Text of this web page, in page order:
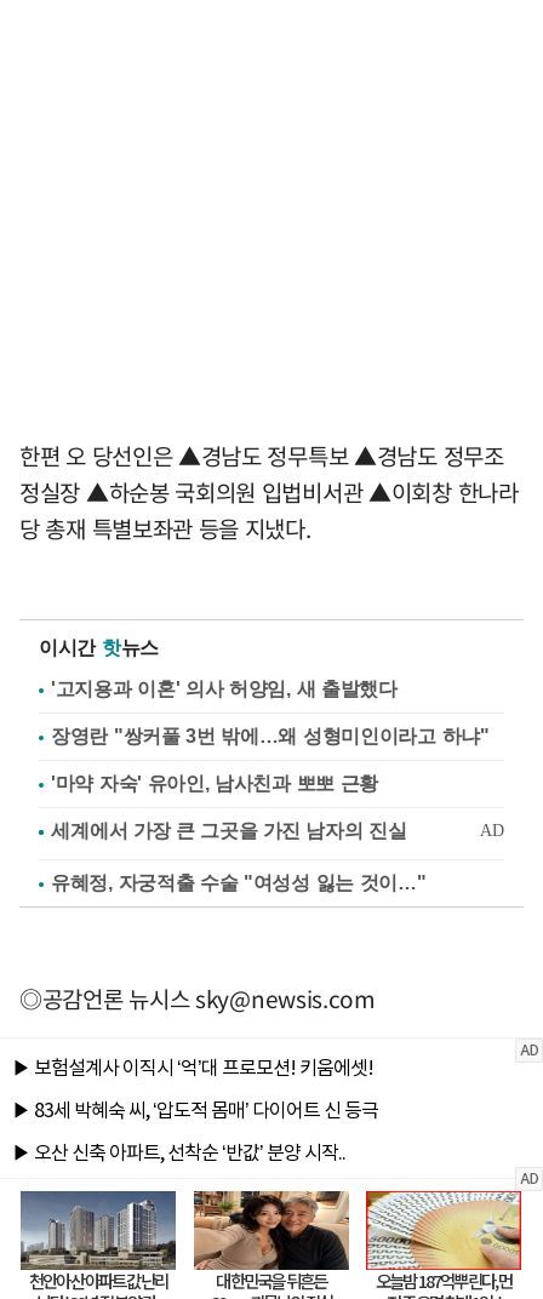
한편 오 당선인은 ▲경남도 정무특보 ▲경남도 정무조
정실장 ▲하순봉 국회의원 입법비서관 ▲이회창 한나라
당 총재 특별보좌관 등을 지냈다.
이시간 핫뉴스
'고지용과 이혼' 의사 허양임, 새 출발했다
장영란 "쌍커풀 3번 밖에…왜 성형미인이라고 하냐"
'마약 자숙' 유아인, 남사친과 뽀뽀 근황
유혜정, 자궁적출 수술 "여성성 잃는 것이…"
◎공감언론 뉴시스sky@newsis.com